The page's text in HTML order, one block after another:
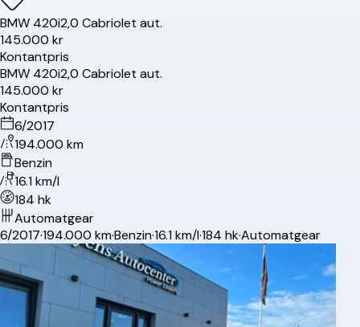
BMW 420i2,0 Cabriolet aut.
145.000 kr
Kontantpris
BMW 420i2,0 Cabriolet aut.
145.000 kr
Kontantpris
6/2017
194.000 km
Benzin
16.1 km/l
184 hk
Automatgear
6/2017·194.000 km·Benzin·16.1 km/l·184 hk·Automatgear